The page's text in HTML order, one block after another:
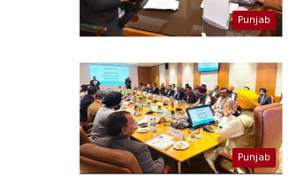
Punjab
Punjab